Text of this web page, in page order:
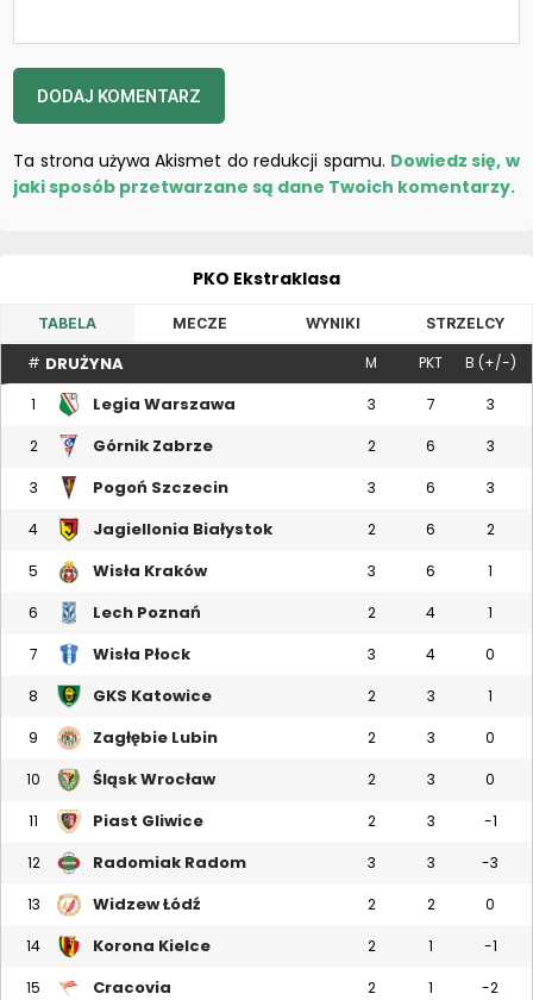
Ta strona używa Akismet do redukcji spamu. Dowiedz się, w
jaki sposób przetwarzane są dane Twoich komentarzy.
PKO Ekstraklasa
TABELA MECZE WYNIKI STRZELCY
# DRUŻYNA M PKT B (+/-)
1 Legia Warszawa 3 7 3
2 Górnik Zabrze 2 6 3
3 Pogoń Szczecin 3 6 3
4 Jagiellonia Białystok 2 6 2
5 Wisła Kraków 3 6 1
6 Lech Poznań 2 4 1
7 Wisła Płock 3 4 0
8 GKS Katowice 2 3 1
9 Zagłębie Lubin 2 3 0
10 Śląsk Wrocław 2 3 0
11 Piast Gliwice 2 3 -1
12 Radomiak Radom 3 3 -3
13 Widzew Łódź 2 2 0
14 Korona Kielce 2 1 -1
15 Cracovia 2 1 -2